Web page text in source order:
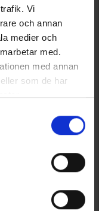
Vi
och annan
medier och
med.
med annan
som de har
4.7 von 5 Sternen